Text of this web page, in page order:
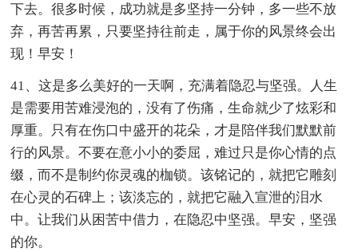
下去。很多时候，成功就是多坚持一分钟，多一些不放
弃，再苦再累，只要坚持往前走，属于你的风景终会出
现！早安！
41、这是多么美好的一天啊，充满着隐忍与坚强。人生
是需要用苦难浸泡的，没有了伤痛，生命就少了炫彩和
厚重。只有在伤口中盛开的花朵，才是陪伴我们默默前
行的风景。不要在意小小的委屈，难过只是你心情的点
缀，而不是制约你灵魂的枷锁。该铭记的，就把它雕刻
在心灵的石碑上；该淡忘的，就把它融入宣泄的泪水
中。让我们从困苦中借力，在隐忍中坚强。早安，坚强
的你。